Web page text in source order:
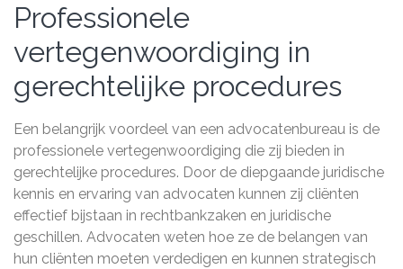
Professionele
vertegenwoordiging in
gerechtelijke procedures
Een belangrijk voordeel van een advocatenbureau is de
professionele vertegenwoordiging die zij bieden in
gerechtelijke procedures. Door de diepgaande juridische
kennis en ervaring van advocaten kunnen zij cliënten
effectief bijstaan in rechtbankzaken en juridische
geschillen. Advocaten weten hoe ze de belangen van
hun cliënten moeten verdedigen en kunnen strategisch